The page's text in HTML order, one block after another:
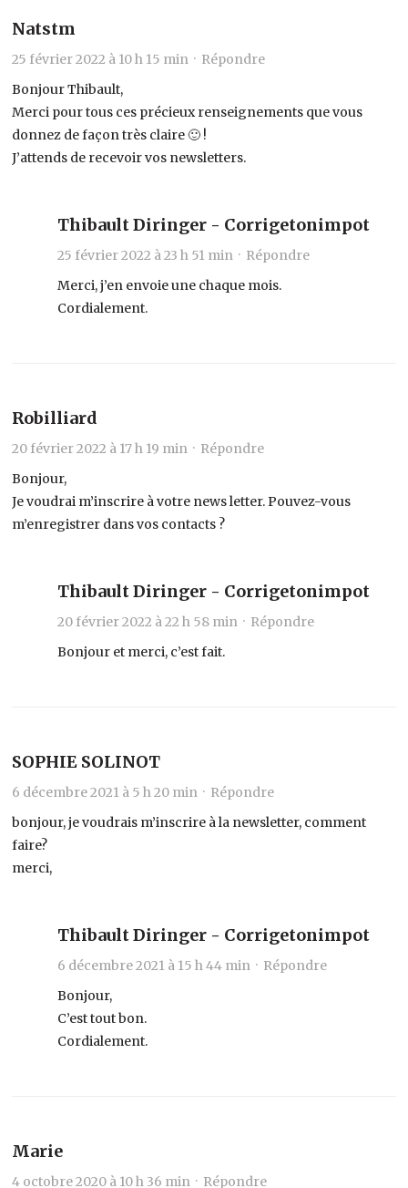
Natstm
25 février 2022 à 10 h 15 min · Répondre
Bonjour Thibault,
Merci pour tous ces précieux renseignements que vous
donnez de façon très claire 🙂 !
J’attends de recevoir vos newsletters.
Thibault Diringer - Corrigetonimpot
25 février 2022 à 23 h 51 min · Répondre
Merci, j’en envoie une chaque mois.
Cordialement.
Robilliard
20 février 2022 à 17 h 19 min · Répondre
Bonjour,
Je voudrai m’inscrire à votre news letter. Pouvez-vous
m’enregistrer dans vos contacts ?
Thibault Diringer - Corrigetonimpot
20 février 2022 à 22 h 58 min · Répondre
Bonjour et merci, c’est fait.
SOPHIE SOLINOT
6 décembre 2021 à 5 h 20 min · Répondre
bonjour, je voudrais m’inscrire à la newsletter, comment
faire?
merci,
Thibault Diringer - Corrigetonimpot
6 décembre 2021 à 15 h 44 min · Répondre
Bonjour,
C’est tout bon.
Cordialement.
Marie
4 octobre 2020 à 10 h 36 min · Répondre